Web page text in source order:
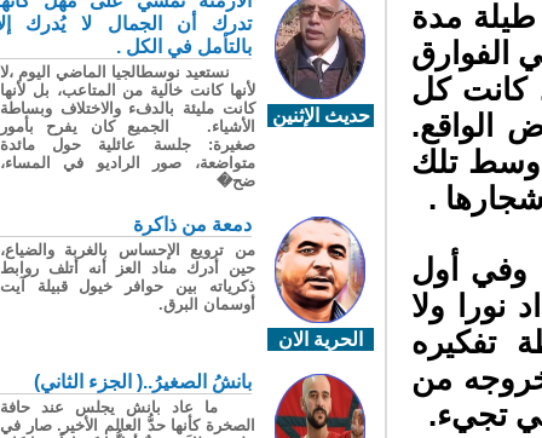
مدة
الفوارق
كانت كل
تلك
.
أول
ولا
من
تجيء.
حديث الإثنين
تدرك أن الجمال لا يُدرك إلا
بالتأمل في الكل .
نستعيد نوسطالجيا الماضي اليوم ،لا
لأنها كانت خالية من المتاعب، بل لأنها
كانت مليئة بالدفء والاختلاف وبساطة
الأشياء. الجميع كان يفرح بأمور
صغيرة: جلسة عائلية حول مائدة
متواضعة، صور الراديو في المساء،
ضح�
الحرية الان
دمعة من ذاكرة
من ترويع الإحساس بالغربة والضياع،
حين أدرك مناد العز أنه أتلف روابط
ذكرياته بين حوافر خيول قبيلة آيت
أوسمان البرق.
بانشُ الصغيرُ..( الجزء الثاني)
ما عاد بانش يجلس عند حافة
الصخرة كأنها حدُّ العالم الأخير. صار في